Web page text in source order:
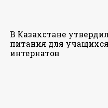
В Казахстане
питания для
интернатов